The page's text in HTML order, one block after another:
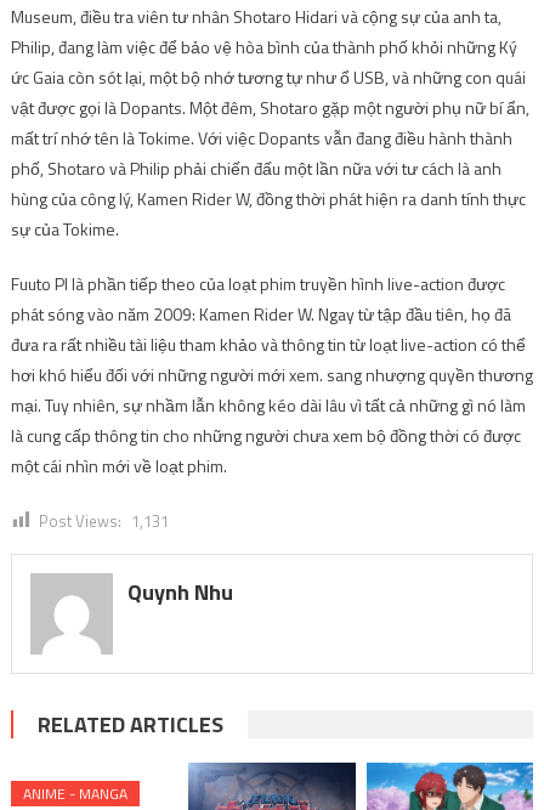
Museum, điều tra viên tư nhân Shotaro Hidari và cộng sự của anh ta,
Philip, đang làm việc để bảo vệ hòa bình của thành phố khỏi những Ký
ức Gaia còn sót lại, một bộ nhớ tương tự như ổ USB, và những con quái
vật được gọi là Dopants. Một đêm, Shotaro gặp một người phụ nữ bí ẩn,
mất trí nhớ tên là Tokime. Với việc Dopants vẫn đang điều hành thành
phố, Shotaro và Philip phải chiến đấu một lần nữa với tư cách là anh
hùng của công lý, Kamen Rider W, đồng thời phát hiện ra danh tính thực
sự của Tokime.
Fuuto PI là phần tiếp theo của loạt phim truyền hình live-action được
phát sóng vào năm 2009: Kamen Rider W. Ngay từ tập đầu tiên, họ đã
đưa ra rất nhiều tài liệu tham khảo và thông tin từ loạt live-action có thể
hơi khó hiểu đối với những người mới xem. sang nhượng quyền thương
mại. Tuy nhiên, sự nhầm lẫn không kéo dài lâu vì tất cả những gì nó làm
là cung cấp thông tin cho những người chưa xem bộ đồng thời có được
một cái nhìn mới về loạt phim.
Post Views: 1,131
Quynh Nhu
RELATED ARTICLES
ANIME - MANGA